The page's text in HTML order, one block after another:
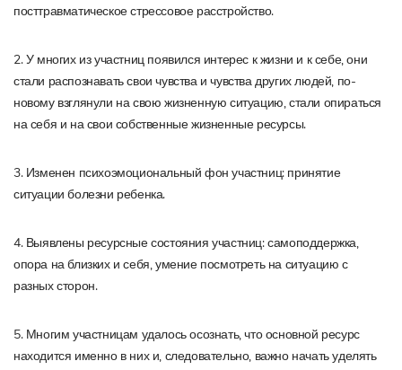
посттравматическое стрессовое расстройство.
2. У многих из участниц появился интерес к жизни и к себе, они
стали распознавать свои чувства и чувства других людей, по-
новому взглянули на свою жизненную ситуацию, стали опираться
на себя и на свои собственные жизненные ресурсы.
3. Изменен психоэмоциональный фон участниц: принятие
ситуации болезни ребенка.
4. Выявлены ресурсные состояния участниц: самоподдержка,
опора на близких и себя, умение посмотреть на ситуацию с
разных сторон.
5. Многим участницам удалось осознать, что основной ресурс
находится именно в них и, следовательно, важно начать уделять